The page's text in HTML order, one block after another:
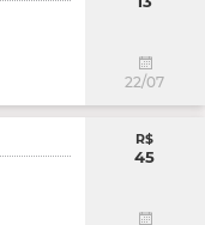
22/07
R$
45